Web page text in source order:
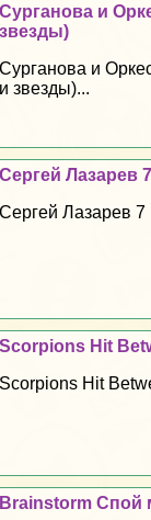
Сурганова и
звезды)
Сурганова и
и звезды)...
Сергeй Лазарев
Сергeй Лазарев
Scorpions Hit
Scorpions Hit
Brainstorm Спой